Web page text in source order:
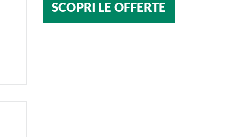
SCOPRI LE OFFERTE